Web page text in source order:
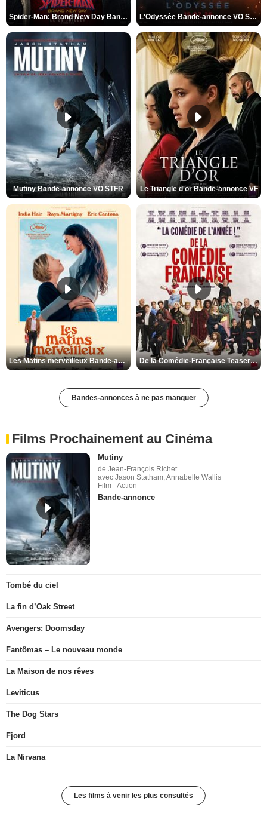
Spider-Man: Brand New Day Bande-annonce VO STFR L'Odyssée Bande-annonce VO STFR
Mutiny Bande-annonce VO STFR Le Triangle d'or Bande-annonce VF
Les Matins merveilleux Bande-annonce VF De la Comédie-Française Teaser VF
Bandes-annonces à ne pas manquer
Films Prochainement au Cinéma
Mutiny
de Jean-François Richet
avec Jason Statham, Annabelle Wallis
Film - Action
Bande-annonce
Tombé du ciel
La fin d’Oak Street
Avengers: Doomsday
Fantômas – Le nouveau monde
La Maison de nos rêves
Leviticus
The Dog Stars
Fjord
La Nirvana
Les films à venir les plus consultés